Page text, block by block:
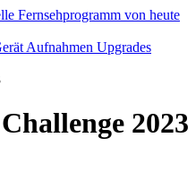
Aufnahmen Upgrades
2023